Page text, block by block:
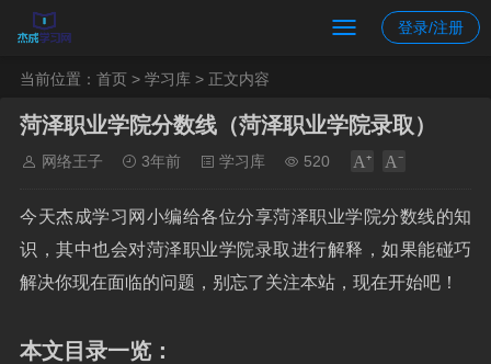
登录/注册
当前位置： 首页 > 学习库 > 正文内容
菏泽职业学院分数线（菏泽职业学院录取）
网络王子 3年前 学习库 520
今天杰成学习网小编给各位分享菏泽职业学院分数线的知
识，其中也会对菏泽职业学院录取进行解释，如果能碰巧
解决你现在面临的问题，别忘了关注本站，现在开始吧！
本文目录一览：